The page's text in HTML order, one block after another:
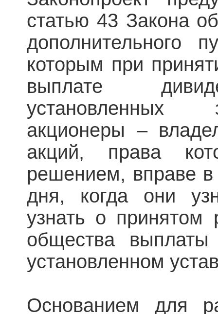
статью 43 Закона
дополнительного
которым при
выплате
установленных
акционеры –
акций, права
решением, вправе в
дня, когда они
узнать о принятом
общества
установленном
Основанием для